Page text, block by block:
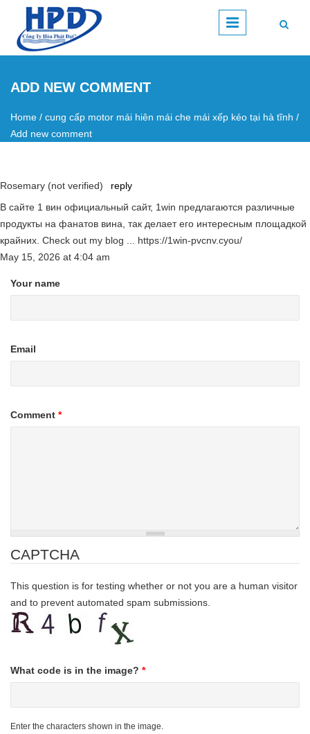
Skip to main content
ADD NEW COMMENT
You are here
Home / cung cấp motor mái hiên mái che mái xếp kéo tại hà tĩnh /
Add new comment
Rosemary (not verified)
reply
В сайте 1 вин официальный сайт, 1win предлагаются различные
продукты на фанатов вина, так делает его интересным площадкой
крайних. Check out my blog ... https://1win-pvcnv.cyou/
May 15, 2026 at 4:04 am
Your name
Email
Comment *
CAPTCHA
This question is for testing whether or not you are a human visitor
and to prevent automated spam submissions.
What code is in the image? *
Enter the characters shown in the image.